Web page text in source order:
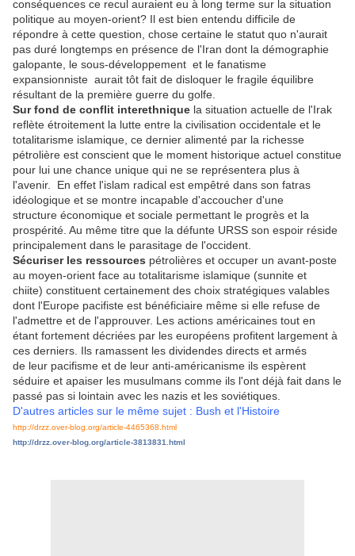
conséquences ce recul auraient eu à long terme sur la situation
politique au moyen-orient? Il est bien entendu difficile de
répondre à cette question, chose certaine le statut quo n'aurait
pas duré longtemps en présence de l'Iran dont la démographie
galopante, le sous-développement et le fanatisme
expansionniste aurait tôt fait de disloquer le fragile équilibre
résultant de la première guerre du golfe.
Sur fond de conflit interethnique la situation actuelle de l'Irak
reflète étroitement la lutte entre la civilisation occidentale et le
totalitarisme islamique, ce dernier alimenté par la richesse
pétrolière est conscient que le moment historique actuel constitue
pour lui une chance unique qui ne se représentera plus à
l'avenir. En effet l'islam radical est empêtré dans son fatras
idéologique et se montre incapable d'accoucher d'une
structure économique et sociale permettant le progrès et la
prospérité. Au même titre que la défunte URSS son espoir réside
principalement dans le parasitage de l'occident.
Sécuriser les ressources pétrolières et occuper un avant-poste
au moyen-orient face au totalitarisme islamique (sunnite et
chiite) constituent certainement des choix stratégiques valables
dont l'Europe pacifiste est bénéficiaire même si elle refuse de
l'admettre et de l'approuver. Les actions américaines tout en
étant fortement décriées par les européens profitent largement à
ces derniers. Ils ramassent les dividendes directs et armés
de leur pacifisme et de leur anti-américanisme ils espèrent
séduire et apaiser les musulmans comme ils l'ont déjà fait dans le
passé pas si lointain avec les nazis et les soviétiques.
D'autres articles sur le même sujet : Bush et l'Histoire
http://drzz.over-blog.org/article-4465368.html
http://drzz.over-blog.org/article-3813831.html